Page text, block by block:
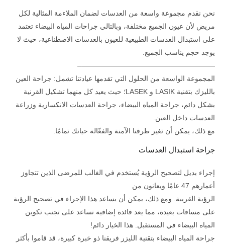
نحن نقدم مجموعة واسعة من العدسات لضمان الملاءمة المثالية لكل
مريض لأن عيون الجميع مختلفة، وبالتالي جراحات المياه البيضاء تعتمد
على استبدال العدسات الطبيعية للعيون بالعدسات الاصطناعية، حيث لا
يوجد حجم يناسب الجميع.
———————————————————–
المجموعة الواسعة من الحلول التي تقدمها عيادتنا تشمل: جراحة العين
بالليزك بتقنية LASIK و LASEK؛ حيث يعيد كل منهما تشكيل القرنية
بشكل دائم، جراحة المياه البيضاء، جراحة العدسات الانكسارية وزراعة
العدسات داخل العين.
مع ذلك، يمكن أن تغير طرقنا الآمنة والفعّالة حياتك تمامًا.
جراحة استبدال العدسات
إجراء بديل لتصحيح الرؤية يُستخدم في الغالب للمرضى الذين تتجاوز
أعمارهم 47 عامًا ويعانون من
الرؤية القريبة. ومع ذلك، يمكن أن يساعد هذا الإجراء في تصحيح الرؤية
على مسافات بعيدة، مما يعد فائدة إضافية تساعد على تجنب تكوين
المياه البيضاء في المستقبل. هذا الخيار دائم!
جراحة المياه البيضاء بتقنية الليزر فريقنا ذو خبرة كبيرة، قد قاموا بأكثر